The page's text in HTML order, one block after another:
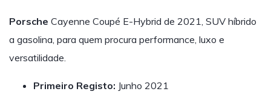
Porsche Cayenne Coupé E-Hybrid de 2021, SUV híbrido
a gasolina, para quem procura performance, luxo e
versatilidade.
Primeiro Registo: Junho 2021